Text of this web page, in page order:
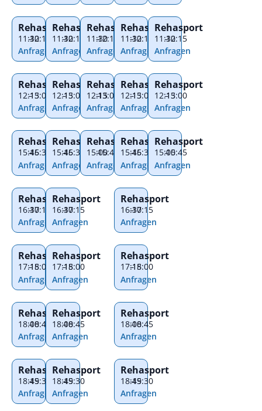
Rehasport
11:30
–12:15
Anfragen
Rehasport
12:15
–13:00
Anfragen
Rehasport
15:45
–16:30
Anfragen
Rehasport
16:30
–17:15
Anfragen
Rehasport
17:15
–18:00
Anfragen
Rehasport
18:00
–18:45
Anfragen
Rehasport
18:45
–19:30
Anfragen
Rehasport
11:30
–12:15
Anfragen
Rehasport
12:15
–13:00
Anfragen
Rehasport
15:45
–16:30
Anfragen
Rehasport
16:30
–17:15
Anfragen
Rehasport
17:15
–18:00
Anfragen
Rehasport
18:00
–18:45
Anfragen
Rehasport
18:45
–19:30
Anfragen
Rehasport
11:30
–12:15
Anfragen
Rehasport
12:15
–13:00
Anfragen
Rehasport
15:00
–15:45
Anfragen
Rehasport
11:30
–12:15
Anfragen
Rehasport
12:15
–13:00
Anfragen
Rehasport
15:45
–16:30
Anfragen
Rehasport
16:30
–17:15
Anfragen
Rehasport
17:15
–18:00
Anfragen
Rehasport
18:00
–18:45
Anfragen
Rehasport
18:45
–19:30
Anfragen
Rehasport
11:30
–12:15
Anfragen
Rehasport
12:15
–13:00
Anfragen
Rehasport
15:00
–15:45
Anfragen